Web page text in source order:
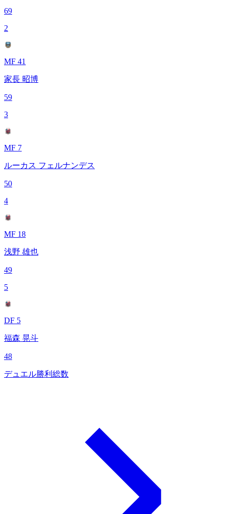
69
2
MF 41
家長 昭博
59
3
MF 7
ルーカス フェルナンデス
50
4
MF 18
浅野 雄也
49
5
DF 5
福森 晃斗
48
デュエル勝利総数